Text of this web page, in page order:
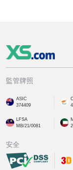
監管牌照
ASIC
374409
LFSA
MB/21/0081
安全